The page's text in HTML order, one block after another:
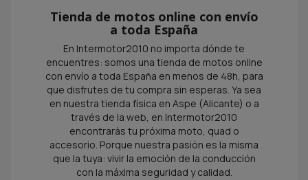
Tienda de motos online con envío
a toda España
En Intermotor2010 no importa dónde te
encuentres: somos una tienda de motos online
con envío a toda España en menos de 48h, para
que disfrutes de tu compra sin esperas. Ya sea
en nuestra tienda física en Aspe (Alicante) o a
través de la web, en Intermotor2010
encontrarás tu próxima moto, quad o
accesorio. Porque nuestra pasión es la misma
que la tuya: vivir la emoción de la conducción
con la máxima seguridad y calidad.